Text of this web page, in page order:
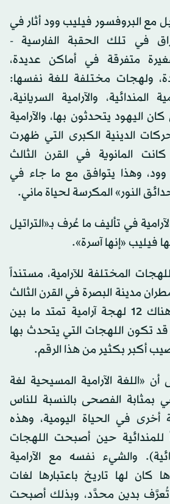
مع البروفسور فيليب وود أثار في
في تلك الحقبة الفارسية -
متفرقة في أماكن عديدة،
ولهجات مختلفة للغة نفسها:
المندائية، والآرامية السريانية،
كان اليهود يتحدثون بها، والآرامية
الدينية الكبرى التي ظهرت
المانوية في القرن الثالث
وود، وهذا يتوافق مع ما جاء في
النور» المكرسة لحياة ماني.
في تأليف ما عُرف بـ«التراتيل
فيليب «إنها آسرة».
المختلفة للآرامية، مستنداً
مدينة البصرة في القرن الثالث
عشر، الذي قال إن هناك 12 لهجة آرامية تمتد ما بين
قد تكون اللهجات التي يتحدث بها
أكبر بكثير من هذا الرقم.
«اللغة الآرامية المسيحية لغة
بمثابة الفصحى بالنسبة للناس
أخرى في الحياة اليومية، وهذه
للمندائية حين أصبحت اللهجات
والشيء نفسه مع الآرامية
كان لها تاريخ باعتبارها لغات
بدين محدَّد، وبذلك أصبحت